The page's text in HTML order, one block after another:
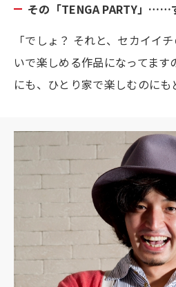
その「TENGA PARTY」……
「でしょ？ それと、セカイイ
いで楽しめる作品になってま
にも、ひとり家で楽しむのにも